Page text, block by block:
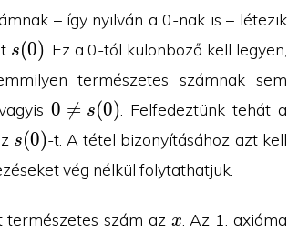
– így nyilván a 0-nak is – létezik
s(0)
s(0) . Ez a 0-tól különböző kell legyen,
természetes számnak sem
0\neq
0 
= s(0) . Felfedeztünk tehát a
s(0)
s(0)-t. A tétel bizonyításához azt kell
vég nélkül folytathatjuk.
szám az x
x . Az 1. axióma